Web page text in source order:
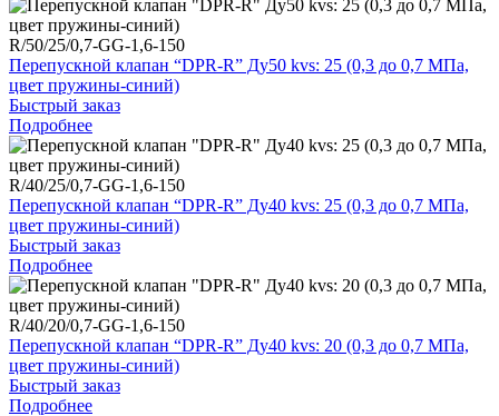
R/50/25/0,7-GG-1,6-150
Перепускной клапан “DPR-R” Ду50 kvs: 25 (0,3 до 0,7 МПа,
цвет пружины-синий)
Быстрый заказ
Подробнее
R/40/25/0,7-GG-1,6-150
Перепускной клапан “DPR-R” Ду40 kvs: 25 (0,3 до 0,7 МПа,
цвет пружины-синий)
Быстрый заказ
Подробнее
R/40/20/0,7-GG-1,6-150
Перепускной клапан “DPR-R” Ду40 kvs: 20 (0,3 до 0,7 МПа,
цвет пружины-синий)
Быстрый заказ
Подробнее